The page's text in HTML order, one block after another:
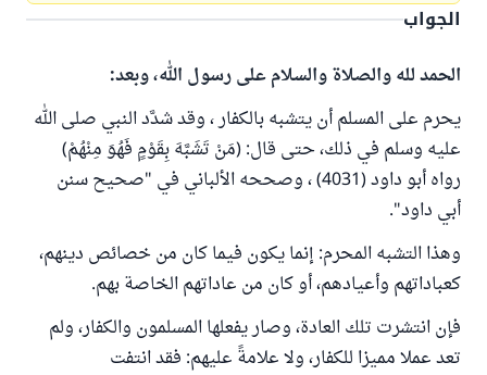
الجواب
الحمد لله والصلاة والسلام على رسول الله، وبعد:
يحرم على المسلم أن يتشبه بالكفار ، وقد شدَّد النبي صلى الله
عليه وسلم في ذلك، حتى قال: (مَنْ تَشَبَّهَ بِقَوْمٍ فَهُوَ مِنْهُمْ)
رواه أبو داود (4031) ، وصححه الألباني في "صحيح سنن
أبي داود".
وهذا التشبه المحرم: إنما يكون فيما كان من خصائص دينهم،
كعباداتهم وأعيادهم، أو كان من عاداتهم الخاصة بهم.
فإن انتشرت تلك العادة، وصار يفعلها المسلمون والكفار، ولم
تعد عملا مميزا للكفار، ولا علامةً عليهم: فقد انتفت